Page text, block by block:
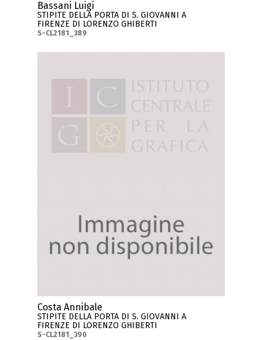
Bassani Luigi
STIPITE DELLA PORTA DI S. GIOVANNI A
FIRENZE DI LORENZO GHIBERTI
S-CL2181_389
Costa Annibale
STIPITE DELLA PORTA DI S. GIOVANNI A
FIRENZE DI LORENZO GHIBERTI
S-CL2181_390